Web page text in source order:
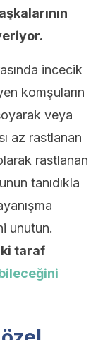
incecik
komşuların
veya
az rastlanan
rastlanan
tanıdıkla
unutun.
taraf